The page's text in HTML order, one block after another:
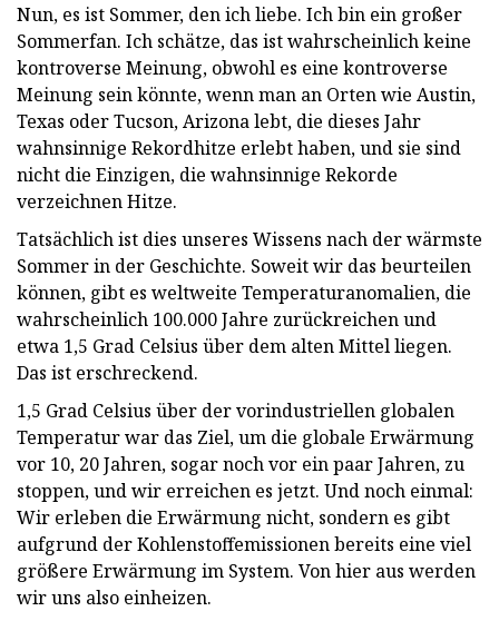
Nun, es ist Sommer, den ich liebe. Ich bin ein großer
Sommerfan. Ich schätze, das ist wahrscheinlich keine
kontroverse Meinung, obwohl es eine kontroverse
Meinung sein könnte, wenn man an Orten wie Austin,
Texas oder Tucson, Arizona lebt, die dieses Jahr
wahnsinnige Rekordhitze erlebt haben, und sie sind
nicht die Einzigen, die wahnsinnige Rekorde
verzeichnen Hitze.
Tatsächlich ist dies unseres Wissens nach der wärmste
Sommer in der Geschichte. Soweit wir das beurteilen
können, gibt es weltweite Temperaturanomalien, die
wahrscheinlich 100.000 Jahre zurückreichen und
etwa 1,5 Grad Celsius über dem alten Mittel liegen.
Das ist erschreckend.
1,5 Grad Celsius über der vorindustriellen globalen
Temperatur war das Ziel, um die globale Erwärmung
vor 10, 20 Jahren, sogar noch vor ein paar Jahren, zu
stoppen, und wir erreichen es jetzt. Und noch einmal:
Wir erleben die Erwärmung nicht, sondern es gibt
aufgrund der Kohlenstoffemissionen bereits eine viel
größere Erwärmung im System. Von hier aus werden
wir uns also einheizen.